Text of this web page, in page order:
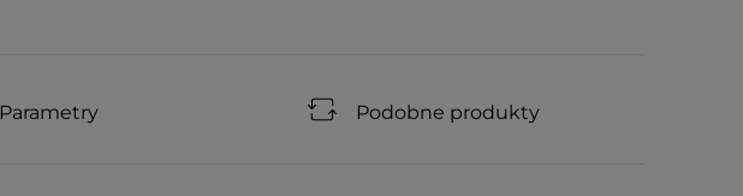
Parametry Podobne produkty